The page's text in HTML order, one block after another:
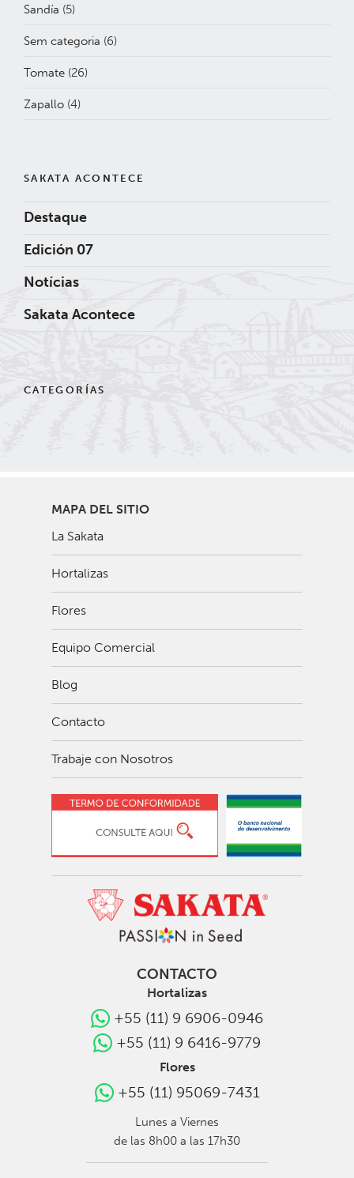
Sandía (5)
Sem categoria (6)
Tomate (26)
Zapallo (4)
SAKATA ACONTECE
Destaque
Edición 07
Notícias
Sakata Acontece
CATEGORÍAS
MAPA DEL SITIO
La Sakata
Hortalizas
Flores
Equipo Comercial
Blog
Contacto
Trabaje con Nosotros
CONTACTO
Hortalizas
+55 (11) 9 6906-0946
+55 (11) 9 6416-9779
Flores
+55 (11) 95069-7431
Lunes a Viernes
de las 8h00 a las 17h30